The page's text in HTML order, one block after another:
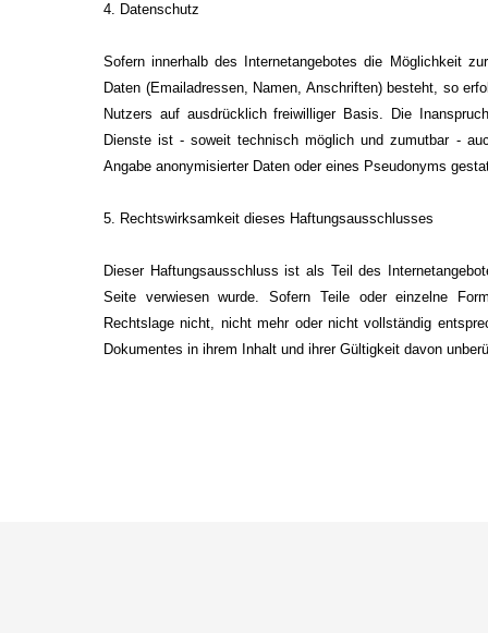
4. Datenschutz
Sofern innerhalb des Internetangebotes die Möglichkeit
Daten (Emailadressen, Namen, Anschriften) besteht, so
Nutzers auf ausdrücklich freiwilliger Basis. Die
Dienste ist - soweit technisch möglich und zumutbar -
Angabe anonymisierter Daten oder eines Pseudonyms
5. Rechtswirksamkeit dieses Haftungsausschlusses
Dieser Haftungsausschluss ist als Teil des
Seite verwiesen wurde. Sofern Teile oder einzelne
Rechtslage nicht, nicht mehr oder nicht vollständig
Dokumentes in ihrem Inhalt und ihrer Gültigkeit davon